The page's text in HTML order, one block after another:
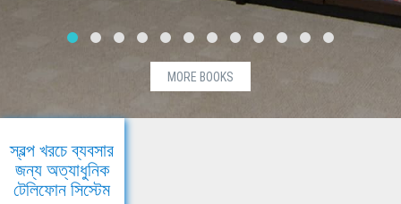
MORE BOOKS
স্বল্প খরচে ব্যবসার
জন্য অত্যাধুনিক
টেলিফোন সিস্টেম